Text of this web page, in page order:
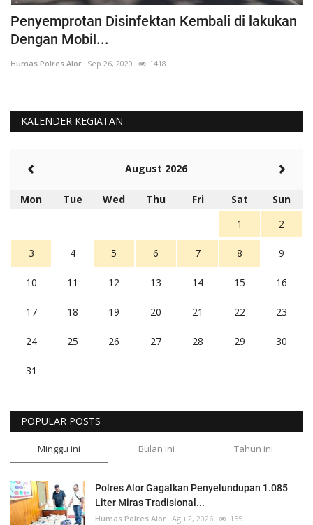
Penyemprotan Disinfektan Kembali di lakukan
Dengan Mobil...
Humas Polres Alor Sep 26, 2020 1418
KALENDER KEGIATAN
August 2026
Mon Tue Wed Thu Fri Sat
Sun
1
2
3 4 5 6 7 8 9
10 11 12 13 14 15 16
17 18 19 20 21 22 23
24 25 26 27 28 29 30
31
POPULAR POSTS
Minggu ini Bulan ini Tahun ini
Polres Alor Gagalkan Penyelundupan 1.085
Liter Miras Tradisional...
Humas Polres Alor Agu 2, 2026 155